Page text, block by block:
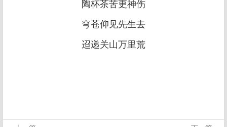
陶杯茶苦更神伤
穹苍仰见先生去
迢递关山万里荒